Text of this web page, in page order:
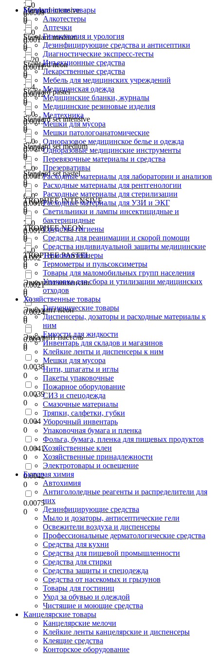
240
0
250
0
2520
0
264
0
300
0
360
0
500
0
650
0
700
0
780
0
Standard intensive
0
Standard medium
0
Standard neon
0
Standard pastel
0
Standard set intensive
0
Standard set medium
0
Standard set pastel
0
TROPHEE INTENSIVE
0
TROPHEE NEON
0
TROPHEE PASTEL
0
Эвкалипт интенсив
0
Эвкалипт неон
0
Эвкалипт пастель
0
0.0009
0
0.001
0
0.0011
0
0.0012
0
0.0015
0
0.0016
0
0.0017
0
0.0018
0
0.0019
0
0.002
0
0.0021
0
0.0024
0
0.0037
0
0.0038
0
0.0039
0
0.004
0
0.0041
0
0.0042
0
0.0075
0
Медицинские товары
Алкотестеры
Аптечки
Гинекология и урология
Дезинфицирующие средства и антисептики
Диагностические экспресс-тесты
Инъекционные средства
Лекарственные средства
Мебель для медицинских учреждений
Медицинская одежда
Медицинские бланки, журналы
Медицинские резиновые изделия
Медтехника
Мешки для мусора
Мешки патологоанатомические
Одноразовое медицинское белье и одежда
Одноразовые медицинские инструменты
Перевязочные материалы и средства
Презервативы
Расходные материалы для лаборатории и анализов
Расходные материалы для рентгенологии
Расходные материалы для стерилизации
Расходные материалы для УЗИ и ЭКГ
Светильники и лампы инсектицидные и
бактерицидные
Средства гигиены
Средства для реанимации и скорой помощи
Средства индивидуальной защиты медицинские
Термоконтейнеры
Термометры и пульсоксиметры
Товары для маломобильных групп населения
Упаковка для сбора и утилизации медицинских
отходов
Хозяйственные товары
Гигиенические товары
Диспенсеры, дозаторы и расходные материалы к
ним
Емкости для жидкости
Инвентарь для складов и магазинов
Клейкие ленты и диспенсеры к ним
Мешки для мусора
Нити, шпагаты и иглы
Пакеты упаковочные
Пожарное оборудование
СИЗ и спецодежда
Смазочные материалы
Тряпки, салфетки, губки
Уборочный инвентарь
Упаковочная бумага и пленка
Фольга, бумага, пленка для пищевых продуктов
Хозяйственные клеи
Хозяйственные принадлежности
Электротовары и освещение
Бытовая химия
Автохимия
Антигололедные реагенты и распределители для
них
Дезинфицирующие средства
Мыло и дозаторы, антисептические гели
Освежители воздуха и диспенсеры
Профессиональные дерматологические средства
Средства для кухни
Средства для пищевой промышленности
Средства для стирки
Средства защиты и спецодежда
Средства от насекомых и грызунов
Товары для гостиниц
Уход за обувью и одеждой
Чистящие и моющие средства
Канцелярские товары
Канцелярские мелочи
Клейкие ленты канцелярские и диспенсеры
Клеящие средства
Конторское оборудование